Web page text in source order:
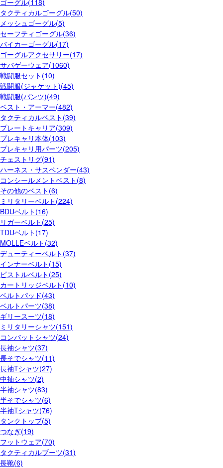
タクティカルゴーグル(50)
メッシュゴーグル(5)
セーフティゴーグル(36)
バイカーゴーグル(17)
ゴーグルアクセサリー(17)
サバゲーウェア(1060)
戦闘服セット(10)
戦闘服(ジャケット)(45)
戦闘服(パンツ)(49)
ベスト・アーマー(482)
タクティカルベスト(39)
プレートキャリア(309)
プレキャリ本体(103)
プレキャリ用パーツ(205)
チェストリグ(91)
ハーネス・サスペンダー(43)
コンシールメントベスト(8)
その他のベスト(6)
ミリタリーベルト(224)
BDUベルト(16)
リガーベルト(25)
TDUベルト(17)
MOLLEベルト(32)
デューティーベルト(37)
インナーベルト(15)
ピストルベルト(25)
カートリッジベルト(10)
ベルトパッド(43)
ベルトパーツ(38)
ギリースーツ(18)
ミリタリーシャツ(151)
コンバットシャツ(24)
長袖シャツ(37)
長そでシャツ(11)
長袖Tシャツ(27)
中袖シャツ(2)
半袖シャツ(83)
半そでシャツ(6)
半袖Tシャツ(76)
タンクトップ(5)
つなぎ(19)
フットウェア(70)
タクティカルブーツ(31)
長靴(6)